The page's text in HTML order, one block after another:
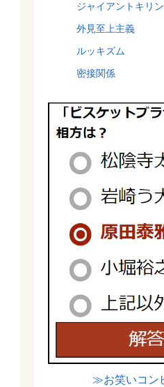
ジャイアントキリ
外見至上主義
ルッキズム
密接関係
≫お笑いコン